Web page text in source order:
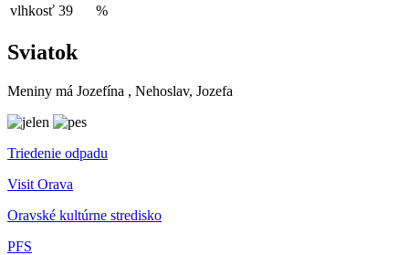
vlhkosť 39 %
Sviatok
Meniny má Jozefína , Nehoslav, Jozefa
Triedenie odpadu
Visit Orava
Oravské kultúrne stredisko
PFS